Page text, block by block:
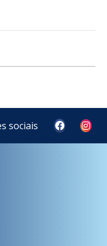
sociais